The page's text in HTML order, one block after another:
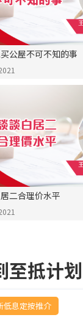
公屋不可不知的事
二合理价水平
至抵计划
低息定按推介